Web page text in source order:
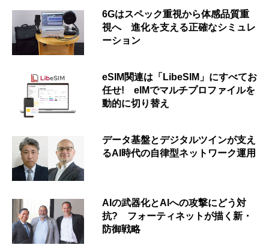
6Gはスペック重視から体感品質重
視へ 進化を支える正確なシミュレ
ーション
eSIM関連は「LibeSIM」にすべてお
任せ! eIMでマルチプロファイルを
動的に切り替え
データ基盤とデジタルツインが支え
るAI時代の自律型ネットワーク運用
AIの武器化とAIへの攻撃にどう対
抗? フォーティネットが描く新・
防御戦略